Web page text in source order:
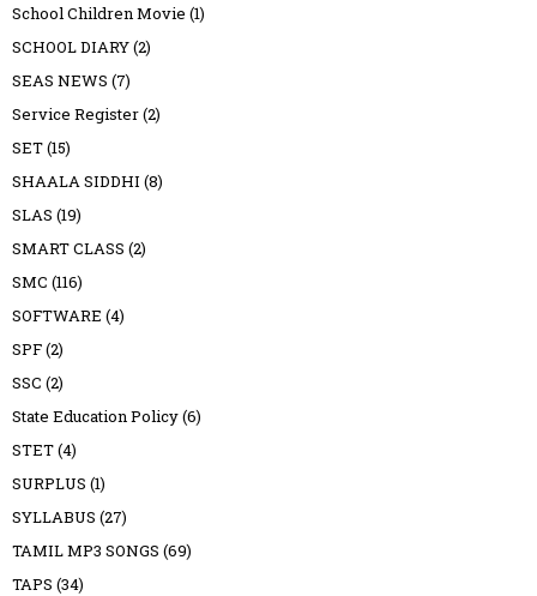
School Children Movie (1)
SCHOOL DIARY(2)
SEAS NEWS (7)
Service Register(2)
SET(15)
SHAALA SIDDHI (8)
SLAS (19)
SMART CLASS (2)
SMC (116)
SOFTWARE (4)
SPF(2)
SSC (2)
State Education Policy(6)
STET(4)
SURPLUS (1)
SYLLABUS (27)
TAMIL MP3 SONGS (69)
TAPS (34)